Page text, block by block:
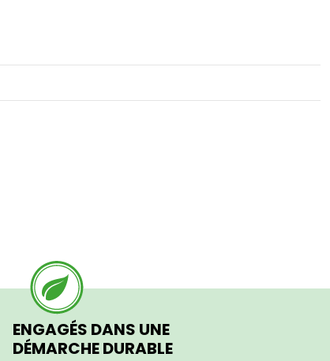
ENGAGÉS DANS UNE
DÉMARCHE DURABLE